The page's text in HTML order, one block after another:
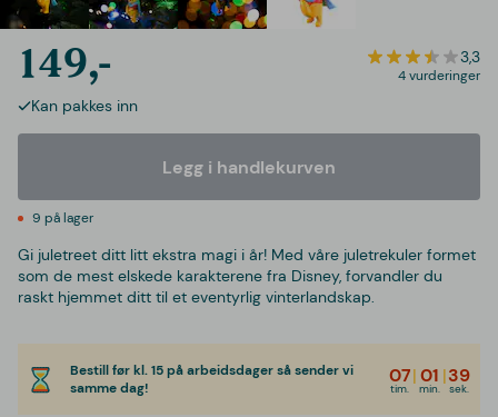
149,- 3,3
4 vurderinger
Kan pakkes inn
Legg i handlekurven
9 på lager
Gi juletreet ditt litt ekstra magi i år! Med våre juletrekuler formet
som de mest elskede karakterene fra Disney, forvandler du
raskt hjemmet ditt til et eventyrlig vinterlandskap.
Bestill før kl. 15 på arbeidsdager så sender vi
samme dag!
07
tim.
|01
min.
|39
sek.